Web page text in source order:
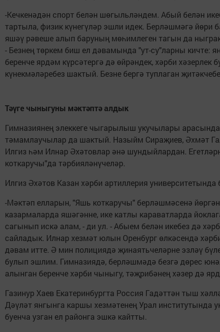
-Кечкенәдән спорт белән шөгыльләндем. Абый белән
тартыла, физик күнегүләр эшли идек. Берләшмәгә йөри
яшәү рәвеше алып баруның мөһимлеген тагын да
- Безнең төркем биш ел дәвамында "ут-су"ларны кичте:
беренче ярдәм күрсәтергә дә өйрәндек, хәрби хәзерлек
күнекмәләребез шактый. Безне бергә туплаган
Тәүге чыныгуны мәктәптә алдык
Гимназиянең элеккеге чыгарылыш укучылары
тәмамлаучылар да шактый. Назыйм Сираҗиев, Әхмәт
Илгиз һәм Илнар Әхәтовлар әнә шундыйлардан.
коткаручы"да тәрбияләнүчеләр.
Илгиз Әхәтов Казан хәрби артиллерия университетында
-Мәктәп елларын, "Яшь коткаручы" берләшмәсенә
казармаларда яшәгәнне, ике катлы караватларда
сагынып искә алам, - ди ул. - Абыем белән икебез дә
сайладык. Илнар хезмәт юлын Оренбург өлкәсендә
дәвам итте. Ә мин полициядә җинаятьчеләрне эзләү
булып эшлим. Гимназиядә, берләшмәдә безгә дөрес
алынган беренче хәрби чыныгу, тәҗрибәнең хәзер дә
Газинур Хаев Екатеринбургта Россия Гадәттән тыш
Дәүләт янгынга каршы хезмәтенең Урал институтында
буенча узган ел районга эшкә кайтты.